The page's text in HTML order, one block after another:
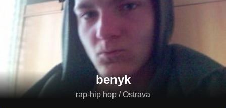
benyk
rap-hip hop / Ostrava